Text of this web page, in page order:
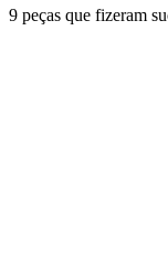
9 peças que fizeram